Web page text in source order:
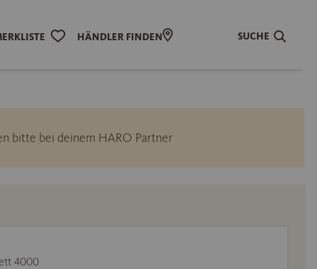
HÄNDLER FINDEN SUCHE
bitte bei deinem HARO Partner
4000